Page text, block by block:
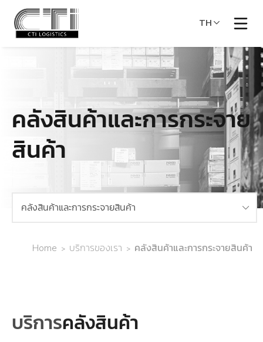
TH
คลังสินค้าและการกระจาย
สินค้า
คลังสินค้าและการกระจายสินค้า
Home > บริการของเรา > คลังสินค้าและการกระจายสินค้า
บริการคลังสินค้า